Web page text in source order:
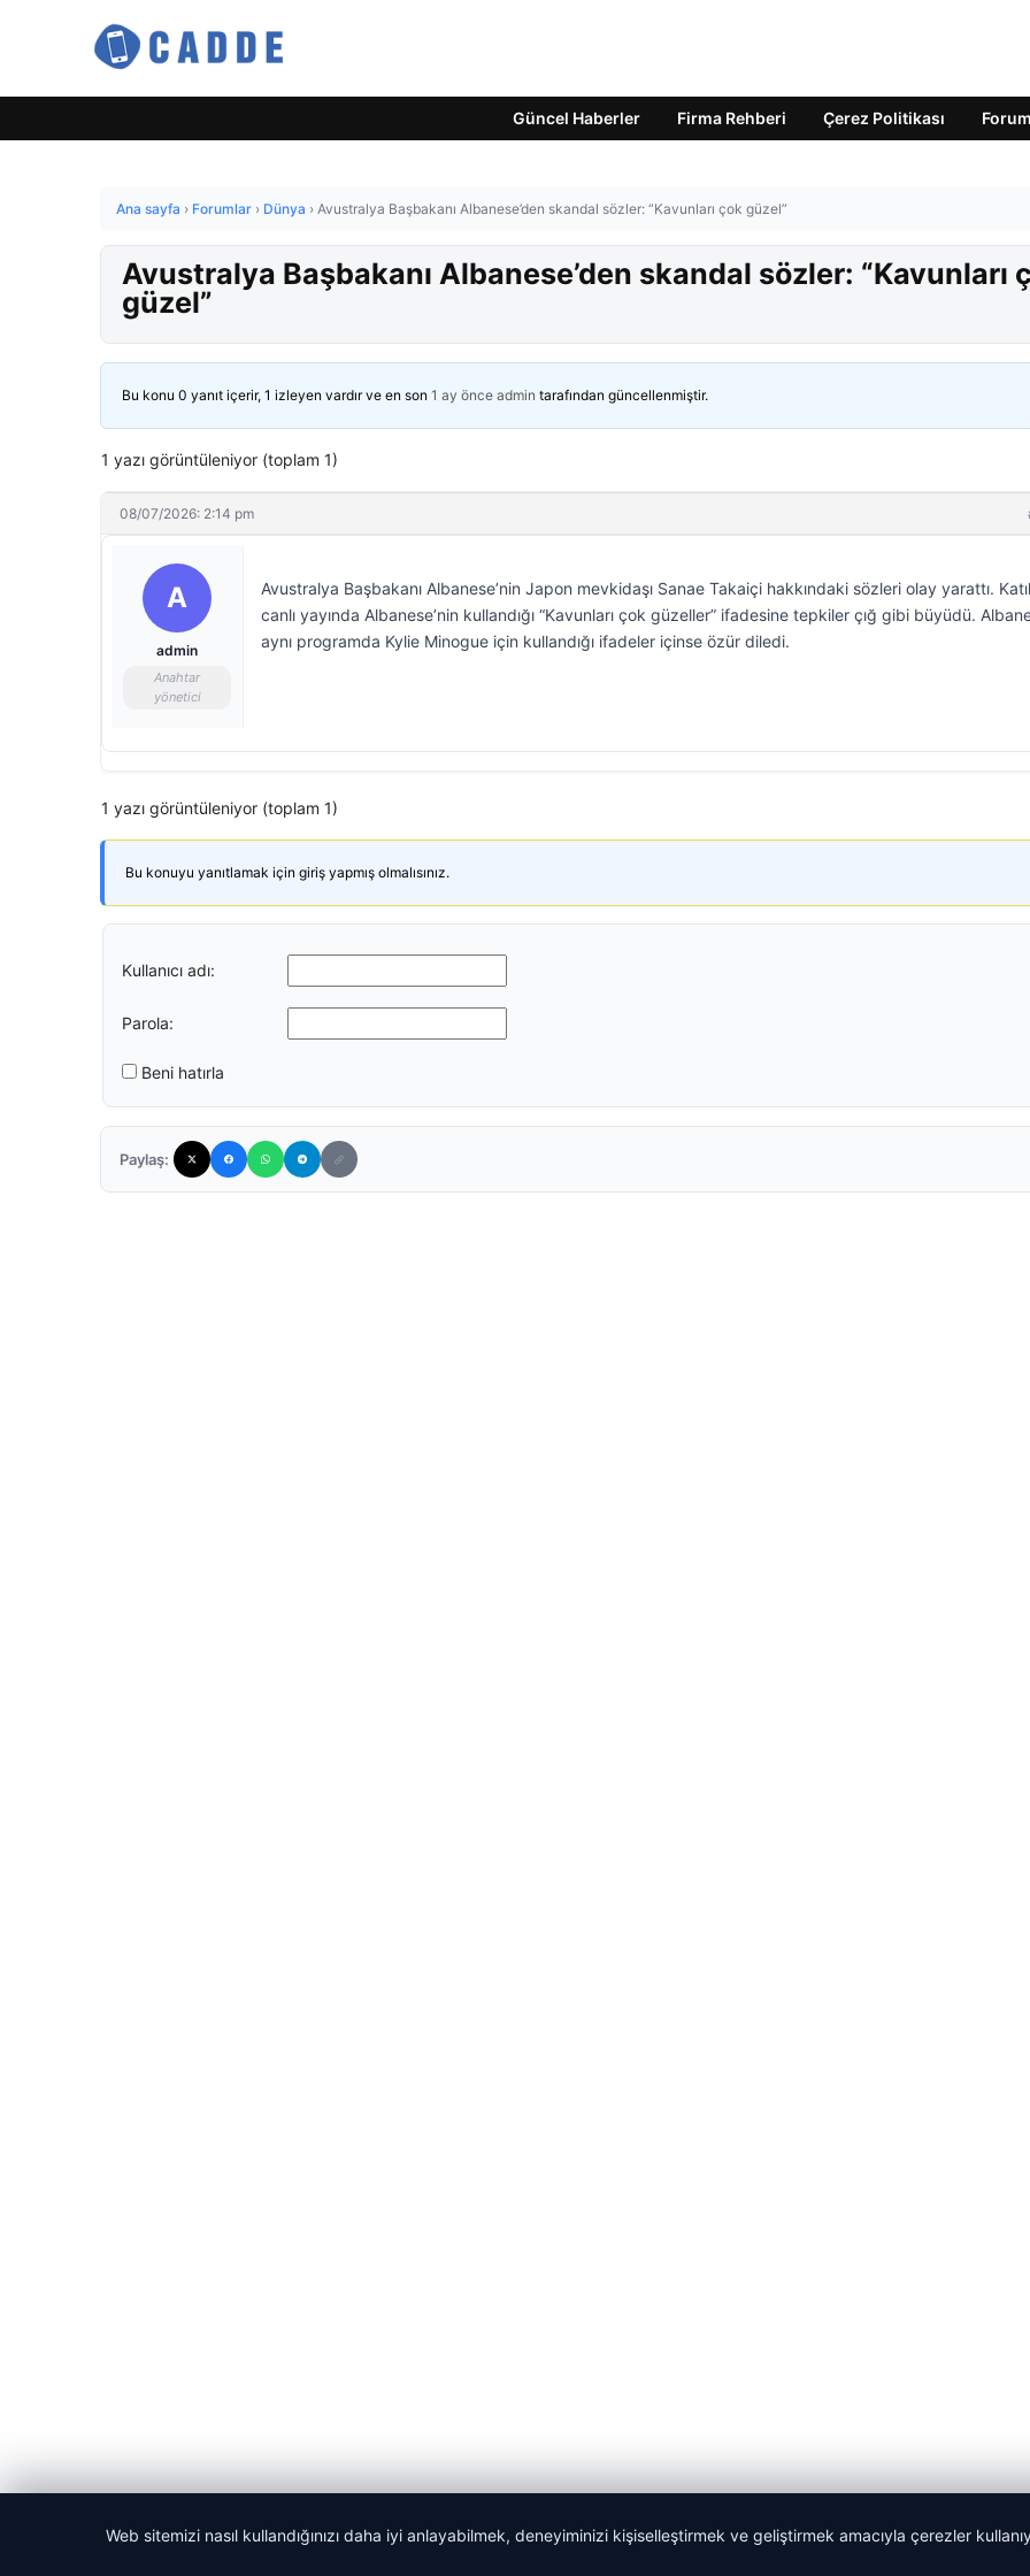
Güncel Haberler Firma Rehberi Çerez Politikası Forum
Ana sayfa › Forumlar › Dünya › Avustralya Başbakanı Albanese’den skandal sözler: “Kavunları çok güzel”
Avustralya Başbakanı Albanese’den skandal sözler: “Kavunları
güzel”
Bu konu 0 yanıt içerir, 1 izleyen vardır ve en son 1 ay önce admin tarafından güncellenmiştir.
1 yazı görüntüleniyor (toplam 1)
08/07/2026: 2:14 pm
A
admin
Anahtar
yönetici
Avustralya Başbakanı Albanese’nin Japon mevkidaşı Sanae Takaiçi hakkındaki sözleri olay yarattı.
canlı yayında Albanese’nin kullandığı “Kavunları çok güzeller” ifadesine tepkiler çığ gibi büyüdü.
aynı programda Kylie Minogue için kullandığı ifadeler içinse özür diledi.
1 yazı görüntüleniyor (toplam 1)
Bu konuyu yanıtlamak için giriş yapmış olmalısınız.
Kullanıcı adı:
Parola:
Beni hatırla
Paylaş:
Web sitemizi nasıl kullandığınızı daha iyi anlayabilmek, deneyiminizi kişiselleştirmek ve geliştirmek amacıyla çerezler